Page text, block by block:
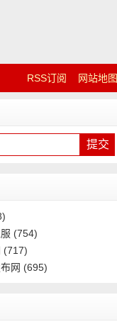
RSS订阅 网站地图
(754)
(717)
网 (695)